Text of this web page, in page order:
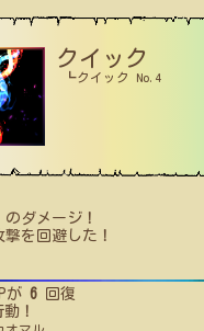
クイック
┗クイック No.4
のダメージ！
撃を回避した！
が 6 回復
！